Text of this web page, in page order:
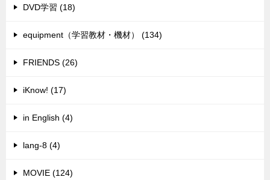
DVD学習 (18)
equipment（学習教材・機材） (134)
FRIENDS (26)
iKnow! (17)
in English (4)
lang-8 (4)
MOVIE (124)